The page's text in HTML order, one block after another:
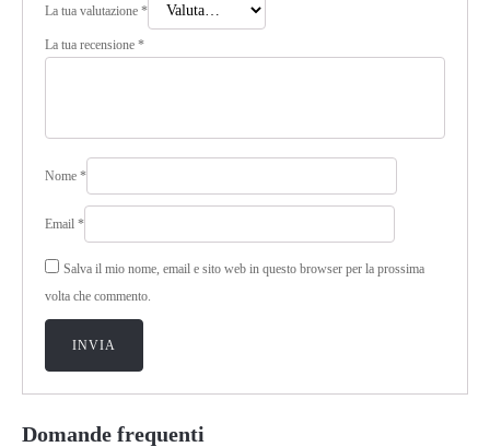
La tua valutazione *
La tua recensione *
Nome *
Email *
Salva il mio nome, email e sito web in questo browser per la prossima
volta che commento.
Domande frequenti